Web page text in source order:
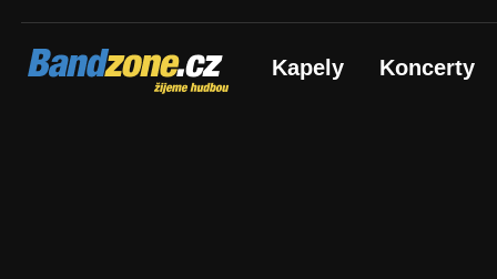
Bandzone.cz
žijeme hudbou Kapely Koncerty